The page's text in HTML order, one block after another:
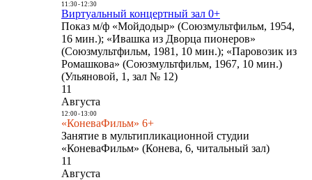
11:30- 12:30
Виртуальный концертный зал 0+
Показ м/ф «Мойдодыр» (Союзмультфильм, 1954,
16 мин.); «Ивашка из Дворца пионеров»
(Союзмультфильм, 1981, 10 мин.); «Паровозик из
Ромашкова» (Союзмультфильм, 1967, 10 мин.)
(Ульяновой, 1, зал № 12)
11
Августа
12:00- 13:00
«КоневаФильм» 6+
Занятие в мультипликационной студии
«КоневаФильм» (Конева, 6, читальный зал)
11
Августа